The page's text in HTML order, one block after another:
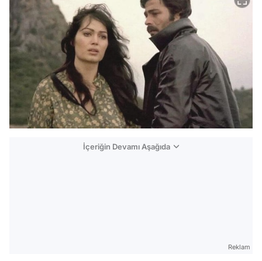
İçeriğin Devamı Aşağıda
Reklam